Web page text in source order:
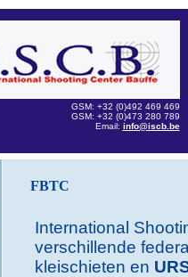
GSM: +32 (0)492 469 469
GSM: +32 (0)473 280 789
Email: info@iscb.be
FBTC
International
verschillende
kleischieten en